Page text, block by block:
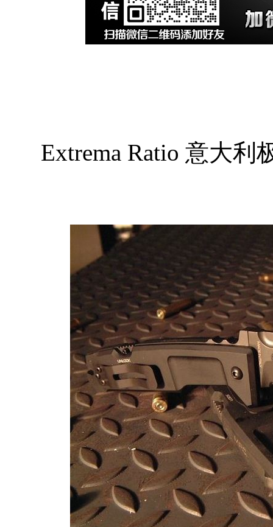
Extrema Ratio 意大利